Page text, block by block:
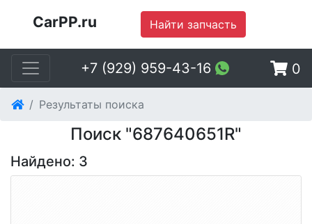
CarPP.ru Найти запчасть
+7 (929) 959-43-16 0
Результаты поиска
Поиск "687640651R"
Найдено: 3